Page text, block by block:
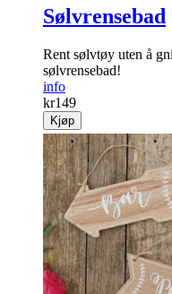
Sølvrensebad
Rent sølvtøy uten å
sølvrensebad!
info
kr149
Kjøp